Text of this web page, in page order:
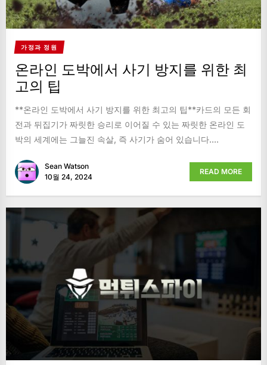
가정과 정원
온라인 도박에서 사기 방지를 위한 최
고의 팁
**온라인 도박에서 사기 방지를 위한 최고의 팁**카드의 모든 회
전과 뒤집기가 짜릿한 승리로 이어질 수 있는 짜릿한 온라인 도
박의 세계에는 그늘진 속살, 즉 사기가 숨어 있습니다....
Sean Watson
10월 24, 2024
READ MORE